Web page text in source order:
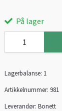
På lager
Lagerbalanse: 1
Artikkelnummer: 981
Leverandør: Bonett